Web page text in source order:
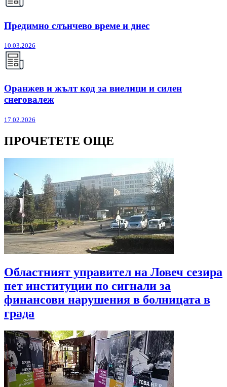
Предимно слънчево време и днес
10.03.2026
Оранжев и жълт код за виелици и силен
снеговалеж
17.02.2026
ПРОЧЕТЕТЕ ОЩЕ
Областният управител на Ловеч сезира
пет институции по сигнали за
финансови нарушения в болницата в
града